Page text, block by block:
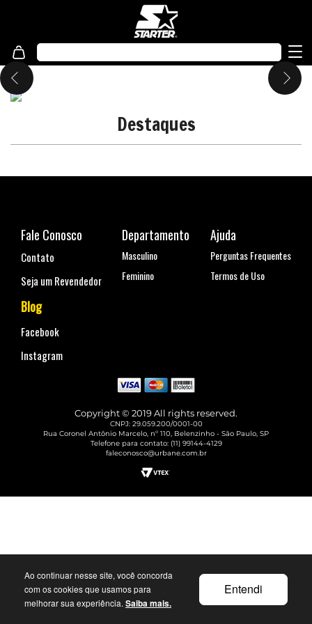
Ao continuar nesse site, você concorda
com os cookies que usamos para
melhorar sua experiência. Saiba mais.
Entendi
Destaques
Fale Conosco
Contato
Seja um Revendedor
Blog
Facebook
Instagram
Departamento
Masculino
Feminino
Ajuda
Perguntas Frequentes
Termos de Uso
Copyright © 2019 All rights reserved.
CNPJ: 29.059.200/0001-00
Rua Coronel Antônio Marcelo, nº 110, Belenzinho - São Paulo, SP
Telefone para contato: (11) 99144-4129
faleconosco@urbane.com.br